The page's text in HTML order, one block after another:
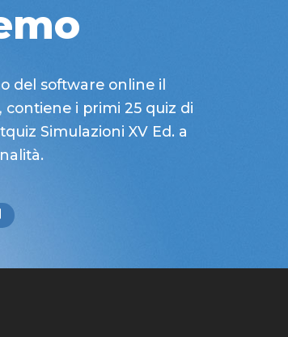
del software online il
contiene i primi 25 quiz di
Simulazioni XV Ed. a